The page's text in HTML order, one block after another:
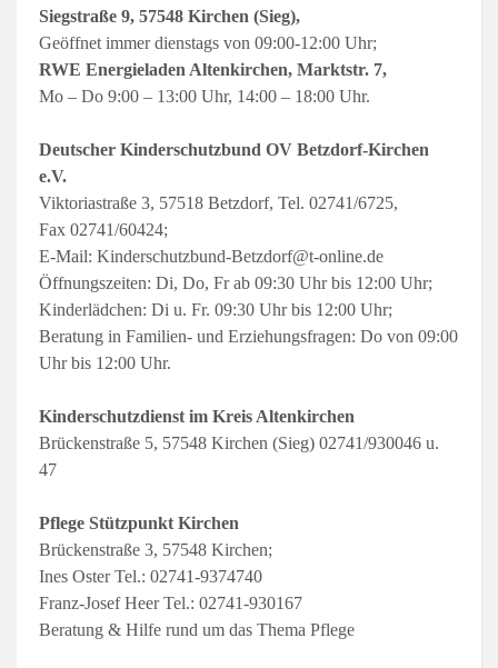
Siegstraße 9, 57548 Kirchen (Sieg),
Geöffnet immer dienstags von 09:00-12:00 Uhr;
RWE Energieladen Altenkirchen, Marktstr. 7,
Mo – Do 9:00 – 13:00 Uhr, 14:00 – 18:00 Uhr.
Deutscher Kinderschutzbund OV Betzdorf-Kirchen
e.V.
Viktoriastraße 3, 57518 Betzdorf, Tel. 02741/6725,
Fax 02741/60424;
E-Mail: Kinderschutzbund-Betzdorf@t-online.de
Öffnungszeiten: Di, Do, Fr ab 09:30 Uhr bis 12:00 Uhr;
Kinderlädchen: Di u. Fr. 09:30 Uhr bis 12:00 Uhr;
Beratung in Familien- und Erziehungsfragen: Do von 09:00
Uhr bis 12:00 Uhr.
Kinderschutzdienst im Kreis Altenkirchen
Brückenstraße 5, 57548 Kirchen (Sieg) 02741/930046 u.
47
Pflege Stützpunkt Kirchen
Brückenstraße 3, 57548 Kirchen;
Ines Oster Tel.: 02741-9374740
Franz-Josef Heer Tel.: 02741-930167
Beratung & Hilfe rund um das Thema Pflege